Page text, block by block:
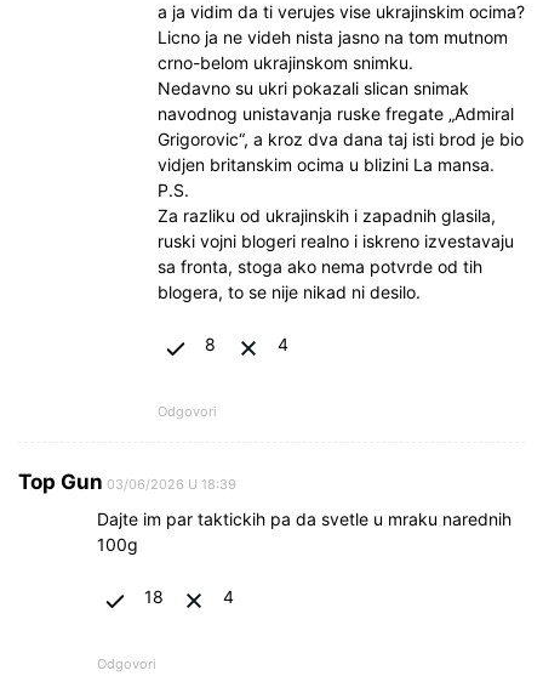
a ja vidim da ti verujes vise ukrajinskim ocima?
Licno ja ne videh nista jasno na tom mutnom
crno-belom ukrajinskom snimku.
Nedavno su ukri pokazali slican snimak
navodnog unistavanja ruske fregate „Admiral
Grigorovic“, a kroz dva dana taj isti brod je bio
vidjen britanskim ocima u blizini La mansa.
P.S.
Za razliku od ukrajinskih i zapadnih glasila,
ruski vojni blogeri realno i iskreno izvestavaju
sa fronta, stoga ako nema potvrde od tih
blogera, to se nije nikad ni desilo.
8 4
Odgovori
Top Gun 03/06/2026 U 18:39
Dajte im par taktickih pa da svetle u mraku narednih
100g
18 4
Odgovori